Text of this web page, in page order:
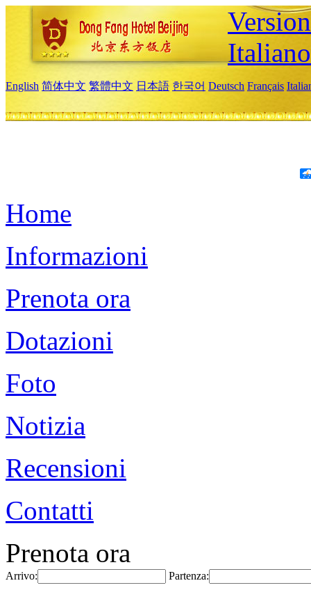
Italiano
English 简体中文 繁體中文 日本語 한국어 Deutsch Français
Home
Informazioni
Prenota ora
Dotazioni
Foto
Notizia
Recensioni
Contatti
Prenota ora
Arrivo: Partenza: